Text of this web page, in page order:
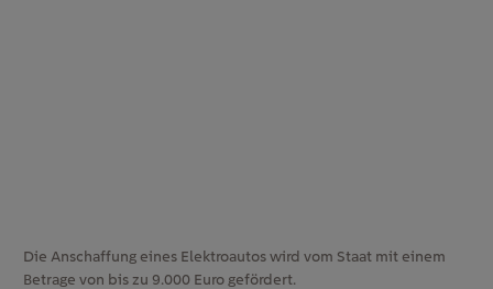
Die Anschaffung eines Elektroautos wird vom Staat mit einem
Betrage von bis zu 9.000 Euro gefördert.